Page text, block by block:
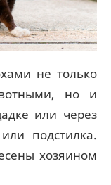
не только
но и
или через
подстилка.
хозяином